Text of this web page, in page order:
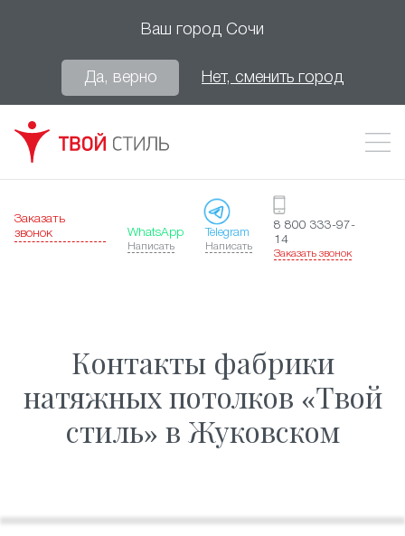
Ваш город Сочи
Да, верно Нет, сменить город
Заказать
звонок
WhatsApp
Написать
Telegram
Написать
8 800 333-97-
14
Заказать звонок
Контакты фабрики
натяжных потолков «Твой
стиль» в Жуковском